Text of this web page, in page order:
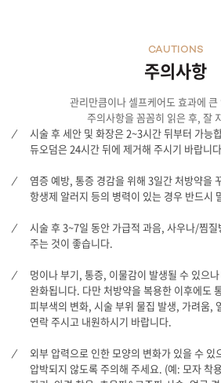
주의사항
CAUTIONS
관리만큼이나 셀프케어도 효과에
주의사항을 꼼꼼히 읽은 후, 잘
시술 후 세안 및 화장은 2~3시간 뒤부터 가능
듀오덤은 24시간 뒤에 제거해 주시기 바랍니
염증 예방, 통증 경감을 위해 3일간 처방약을
항생제 알러지 등의 병력이 있는 경우 반드시
시술 후 3~7일 동안 가급적 과음, 사우나/찜
주는 것이 좋습니다.
멍이나 부기, 통증, 이물감이 발생될 수 있으
완화됩니다. 다만 처방약을 복용한 이후에도
피부색의 변화, 시술 부위 물집 발생, 가려움,
연락 주시고 내원하시기 바랍니다.
외부 압력으로 인한 모양의 변화가 있을 수
압박되지 않도록 주의해 주세요. (예: 모자 착